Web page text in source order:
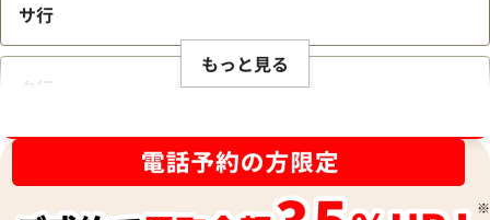
サ行
タ行
もっと見る